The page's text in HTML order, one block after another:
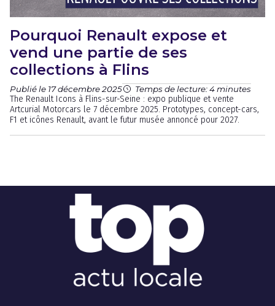
Pourquoi Renault expose et
vend une partie de ses
collections à Flins
Publié le 17 décembre 2025 Temps de lecture: 4 minutes
The Renault Icons à Flins-sur-Seine : expo publique et vente
Artcurial Motorcars le 7 décembre 2025. Prototypes, concept-cars,
F1 et icônes Renault, avant le futur musée annoncé pour 2027.